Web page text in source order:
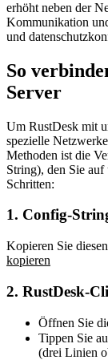
erhöht neben der
Kommunikation
und
So
Server
Um RustDesk mit
spezielle
Methoden ist die
String), den Sie auf
Schritten:
1. Config-
Kopieren Sie
kopieren
2. RustDesk-
Öffnen Sie
Tippen Sie
(drei Linien